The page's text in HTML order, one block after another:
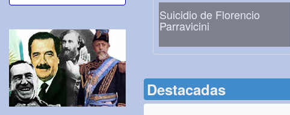
Suicidio de Florencio
Parravicini
Destacadas